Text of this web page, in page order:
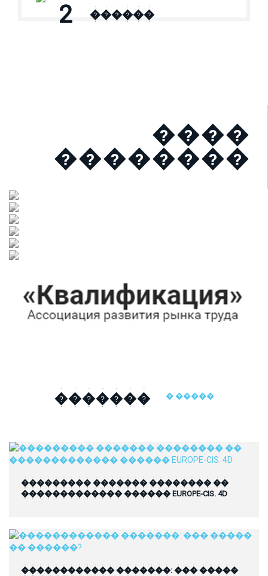
2 ������
����
��������
������� � �����
��������� ������� �������� ��
������������� ������ EUROPE-CIS. 4D
������������ �������: ��� �����